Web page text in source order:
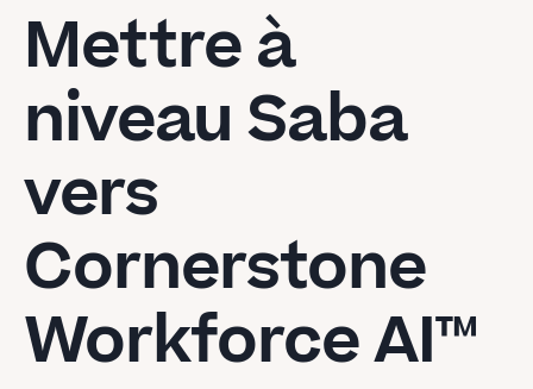
Mettre à
niveau Saba
vers
Cornerstone
Workforce AI™